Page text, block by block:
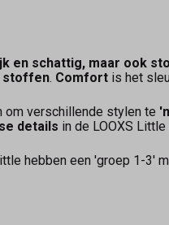
en schattig, maar ook
stoffen. Comfort is het
om verschillende stylen te
details in de LOOXS
hebben een 'groep 1-3'